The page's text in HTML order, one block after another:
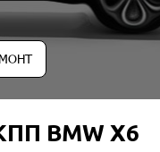
BMW X6